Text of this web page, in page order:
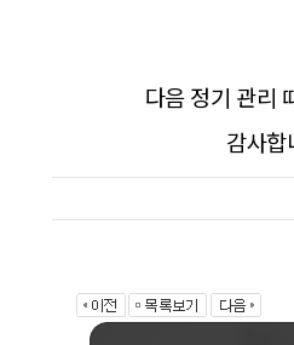
다음 정기 관리
감사합